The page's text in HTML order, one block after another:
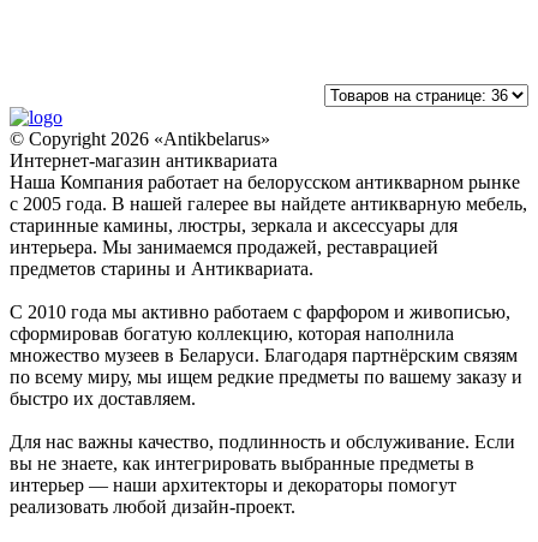
© Copyright 2026 «Antikbelarus»
Интернет-магазин антиквариата
Наша Компания работает на белорусском антикварном рынке
с 2005 года. В нашей галерее вы найдете антикварную мебель,
старинные камины, люстры, зеркала и аксессуары для
интерьера. Мы занимаемся продажей, реставрацией
предметов старины и Антиквариата.
С 2010 года мы активно работаем с фарфором и живописью,
сформировав богатую коллекцию, которая наполнила
множество музеев в Беларуси. Благодаря партнёрским связям
по всему миру, мы ищем редкие предметы по вашему заказу и
быстро их доставляем.
Для нас важны качество, подлинность и обслуживание. Если
вы не знаете, как интегрировать выбранные предметы в
интерьер — наши архитекторы и декораторы помогут
реализовать любой дизайн-проект.